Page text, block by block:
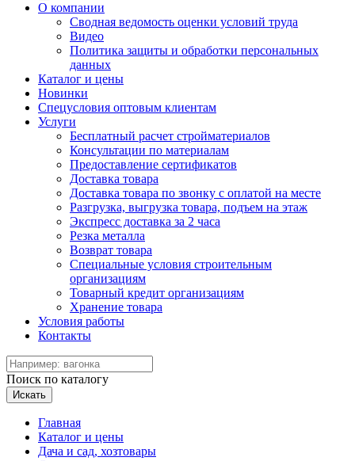
О компании
Сводная ведомость оценки условий труда
Видео
Политика защиты и обработки персональных
данных
Каталог и цены
Новинки
Спецусловия оптовым клиентам
Услуги
Бесплатный расчет стройматериалов
Консультации по материалам
Предоставление сертификатов
Доставка товара
Доставка товара по звонку с оплатой на месте
Разгрузка, выгрузка товара, подъем на этаж
Экспресс доставка за 2 часа
Резка металла
Возврат товара
Специальные условия строительным
организациям
Товарный кредит организациям
Хранение товара
Условия работы
Контакты
Поиск по каталогу
Искать
Главная
Каталог и цены
Дача и сад, хозтовары